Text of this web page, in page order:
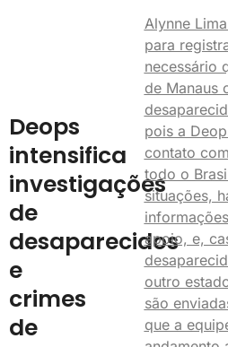
Deops
intensifica
investigações
de
desaparecidos
e
crimes
de
Alynne
para
necessário
de Manaus
pois a
contato
todo o
situações,
apoio, e,
outro
são
que a